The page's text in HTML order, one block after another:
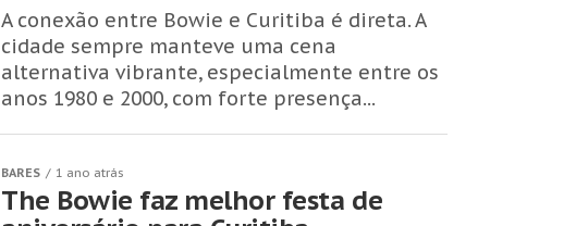
A conexão entre Bowie e Curitiba é direta. A
cidade sempre manteve uma cena
alternativa vibrante, especialmente entre os
anos 1980 e 2000, com forte presença...
BARES 1 ano atrás
The Bowie faz melhor festa de